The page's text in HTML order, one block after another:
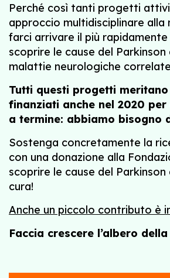
Perché così tanti progetti
approccio multidisciplinare alla
farci arrivare il più rapidamente
scoprire le cause del
malattie neurologiche
Tutti questi progetti
finanziati anche nel 2020
a termine: abbiamo bisogno
Sostenga concretamente la
con una donazione alla
scoprire le cause del
cura!
Anche un piccolo contributo è
Faccia crescere l’albero